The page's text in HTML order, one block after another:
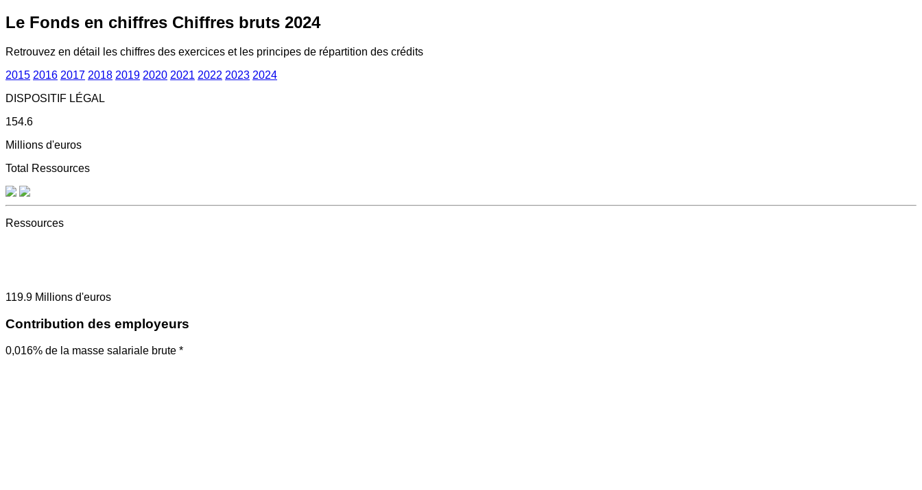
Le Fonds en chiffres Chiffres bruts 2024
Retrouvez en détail les chiffres des exercices et les principes de répartition des crédits
2015 2016 2017 2018 2019 2020 2021 2022 2023 2024
DISPOSITIF LÉGAL
154.6
Millions d'euros
Total Ressources
Ressources
119.9 Millions d'euros
Contribution des employeurs
0,016% de la masse salariale brute *